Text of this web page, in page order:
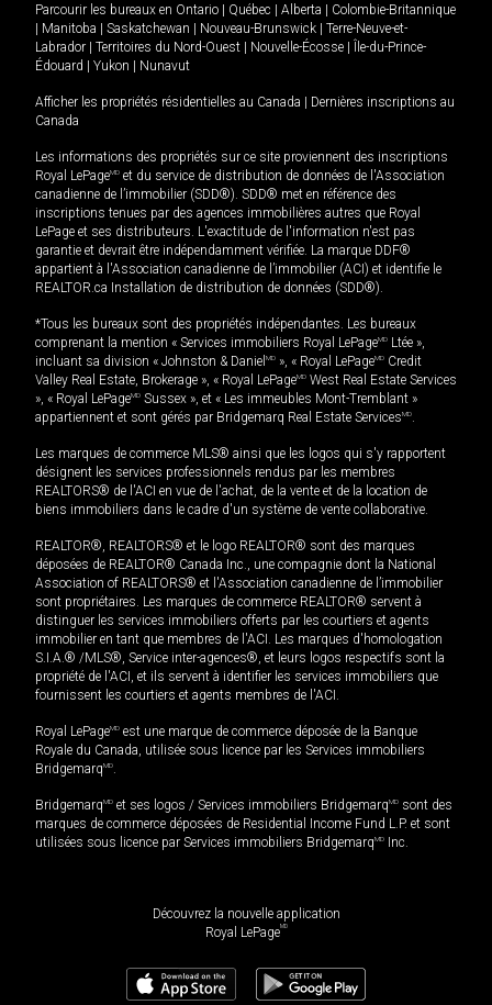
Parcourir les bureaux en Ontario | Québec | Alberta | Colombie-Britannique
| Manitoba | Saskatchewan | Nouveau-Brunswick | Terre-Neuve-et-
Labrador | Territoires du Nord-Ouest | Nouvelle-Écosse | Île-du-Prince-
Édouard | Yukon | Nunavut
Afficher les propriétés résidentielles au Canada | Dernières inscriptions au
Canada
Les informations des propriétés sur ce site proviennent des inscriptions
Royal LePageMD et du service de distribution de données de l'Association
canadienne de l’immobilier (SDD®). SDD® met en référence des
inscriptions tenues par des agences immobilières autres que Royal
LePage et ses distributeurs. L'exactitude de l'information n'est pas
garantie et devrait être indépendamment vérifiée. La marque DDF®
appartient à l'Association canadienne de l’immobilier (ACI) et identifie le
REALTOR.ca Installation de distribution de données (SDD®).
*Tous les bureaux sont des propriétés indépendantes. Les bureaux
comprenant la mention « Services immobiliers Royal LePageMD Ltée »,
incluant sa division « Johnston & Daniel MD », « Royal LePageMD Credit
Valley Real Estate, Brokerage », « Royal LePageMD West Real Estate Services
», « Royal LePageMD Sussex », et « Les immeubles Mont-Tremblant »
appartiennent et sont gérés par Bridgemarq Real Estate ServicesMD
Les marques de commerce MLS® ainsi que les logos qui s'y rapportent
désignent les services professionnels rendus par les membres
REALTORS® de l'ACI en vue de l'achat, de la vente et de la location de
biens immobiliers dans le cadre d'un système de vente collaborative.
REALTOR®, REALTORS® et le logo REALTOR® sont des marques
déposées de REALTOR® Canada Inc., une compagnie dont la National
Association of REALTORS® et l'Association canadienne de l’immobilier
sont propriétaires. Les marques de commerce REALTOR® servent à
distinguer les services immobiliers offerts par les courtiers et agents
immobilier en tant que membres de l'ACI. Les marques d'homologation
S.I.A.® /MLS®, Service inter-agences®, et leurs logos respectifs sont la
propriété de l'ACI, et ils servent à identifier les services immobiliers que
fournissent les courtiers et agents membres de l'ACI.
Royal LePageMD est une marque de commerce déposée de la Banque
Royale du Canada, utilisée sous licence par les Services immobiliers
BridgemarqMD
BridgemarqMD et ses logos / Services immobiliers BridgemarqMD sont des
marques de commerce déposées de Residential Income Fund L.P. et sont
utilisées sous licence par Services immobiliers BridgemarqMD Inc.
Découvrez la nouvelle application
Royal LePageMD